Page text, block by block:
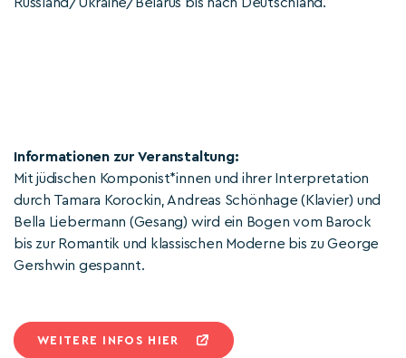
Informationen zur Veranstaltung:
Mit jüdischen Komponist*innen und ihrer Interpretation
durch Tamara Korockin, Andreas Schönhage (Klavier) und
Bella Liebermann (Gesang) wird ein Bogen vom Barock
bis zur Romantik und klassischen Moderne bis zu George
Gershwin gespannt.
WEITERE INFOS HIER